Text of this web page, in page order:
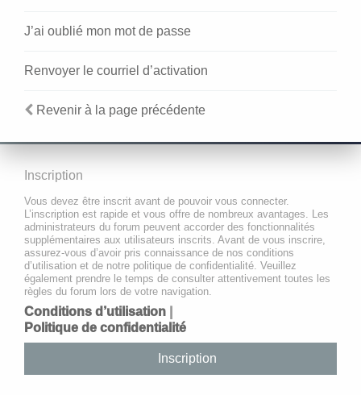
J’ai oublié mon mot de passe
Renvoyer le courriel d’activation
Revenir à la page précédente
Inscription
Vous devez être inscrit avant de pouvoir vous connecter.
L’inscription est rapide et vous offre de nombreux avantages. Les
administrateurs du forum peuvent accorder des fonctionnalités
supplémentaires aux utilisateurs inscrits. Avant de vous inscrire,
assurez-vous d’avoir pris connaissance de nos conditions
d’utilisation et de notre politique de confidentialité. Veuillez
également prendre le temps de consulter attentivement toutes les
règles du forum lors de votre navigation.
Conditions d’utilisation
Politique de confidentialité
Inscription